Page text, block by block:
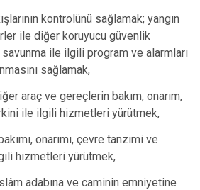
kontrolünü sağlamak; yangın
ile diğer koruyucu güvenlik
ile ilgili program ve alarmları
sağlamak,
araç ve gereçlerin bakım, onarım,
ile ilgili hizmetleri yürütmek,
onarımı, çevre tanzimi ve
hizmetleri yürütmek,
adabına ve caminin emniyetine